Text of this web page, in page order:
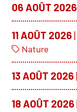
06 AOÛT 2026
11 AOÛT 2026
Nature
13 AOÛT 2026
18 AOÛT 2026